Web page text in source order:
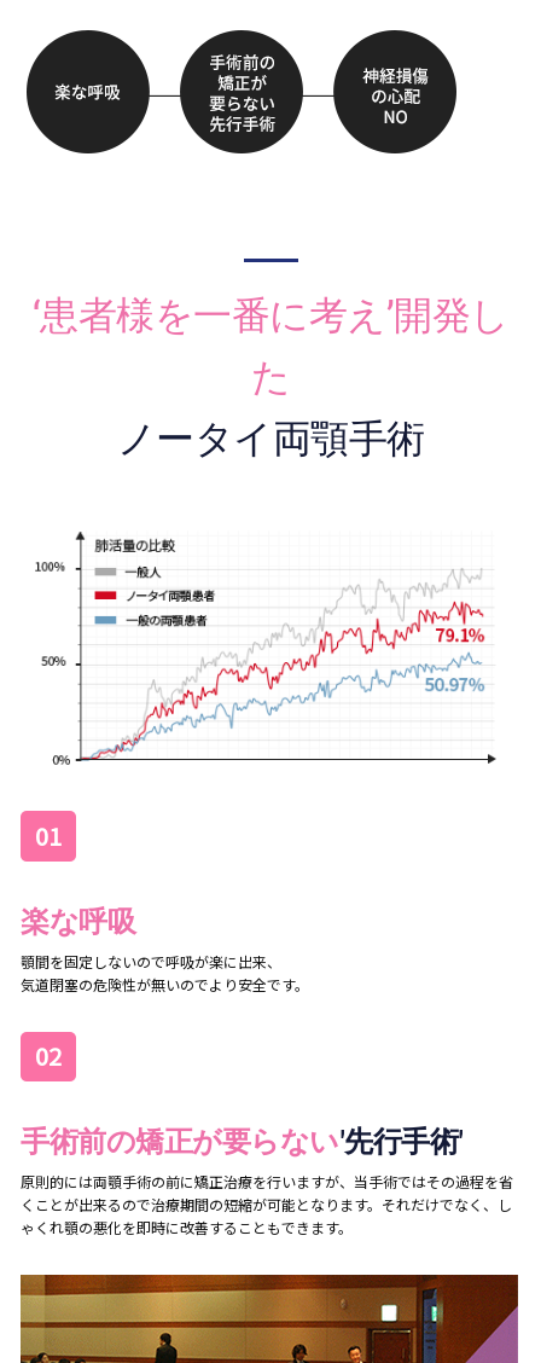
‘患者様を一番に考え’開発し
た
ノータイ両顎手術
01
楽な呼吸
顎間を固定しないので呼吸が楽に出来、
気道閉塞の危険性が無いのでより安全です。
02
手術前の矯正が要らない′先行手術′
原則的には両顎手術の前に矯正治療を行いますが、当手術ではその過程を省
くことが出来るので治療期間の短縮が可能となります。それだけでなく、し
ゃくれ顎の悪化を即時に改善することもできます。